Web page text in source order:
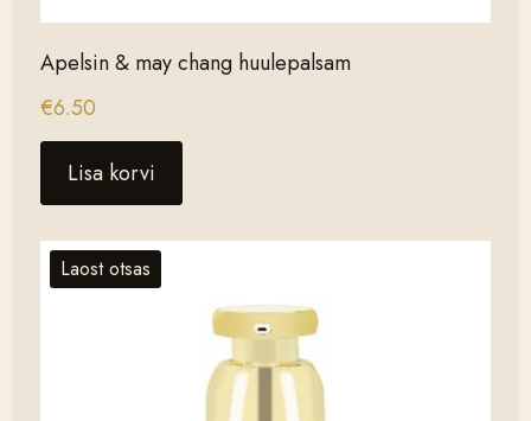
Apelsin & may chang huulepalsam
€6.50
Lisa korvi
Laost otsas